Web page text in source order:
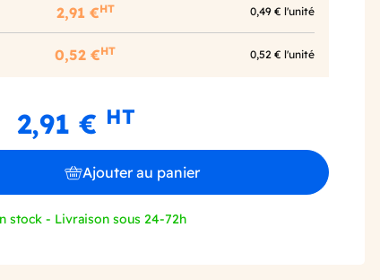
2,91 €HT 0,49 € l'unité
0,52 €HT 0,52 € l'unité
2,91 € HT
Ajouter au panier
stock - Livraison sous 24-72h